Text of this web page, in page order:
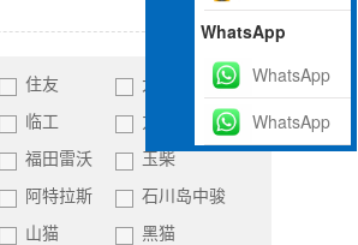
住友
大宇
临工
力士德
福田雷沃
玉柴
阿特拉斯
石川岛中骏
山猫
黑猫
WhatsApp
WhatsApp
WhatsApp